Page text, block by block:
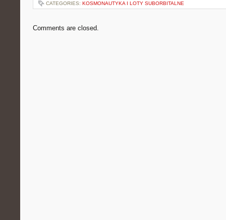
CATEGORIES: KOSMONAUTYKA I LOTY SUBORBITALNE
Comments are closed.